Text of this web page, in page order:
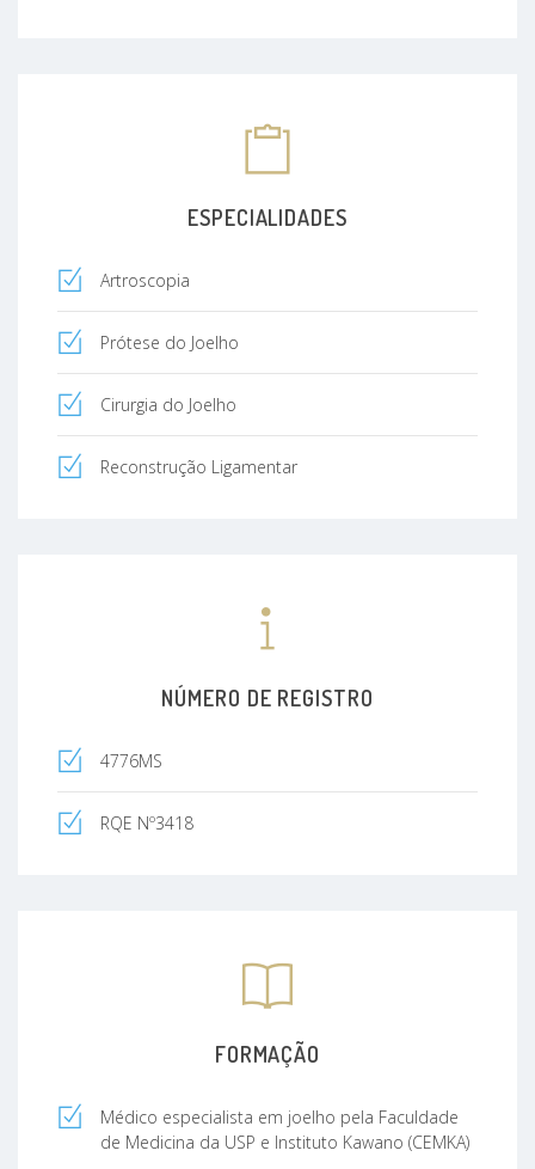
ESPECIALIDADES
Artroscopia
Prótese do Joelho
Cirurgia do Joelho
Reconstrução Ligamentar
NÚMERO DE REGISTRO
4776MS
RQE Nº3418
FORMAÇÃO
Médico especialista em joelho pela Faculdade
de Medicina da USP e Instituto Kawano (CEMKA)